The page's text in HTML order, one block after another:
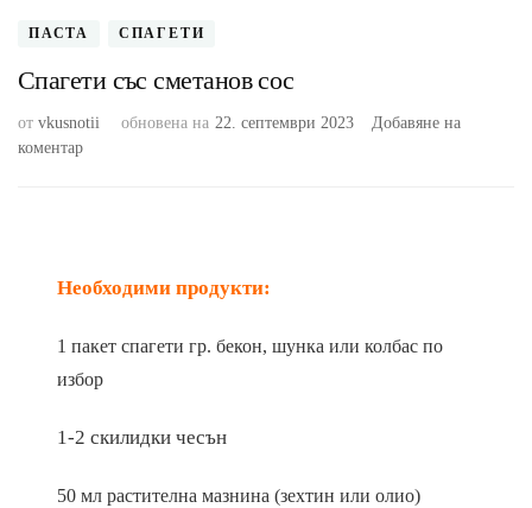
ПАСТА СПАГЕТИ
Спагети със сметанов сос
от vkusnotii обновена на 22. септември 2023
Добавяне на
коментаркъм
Необходими продукти:
1 пакет спагети гр. бекон, шунка или колбас по
избор
1-2 скилидки чесън
50 мл растителна мазнина (зехтин или олио)